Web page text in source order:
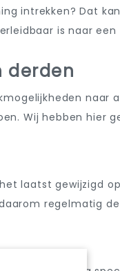
intrekken? Dat
is naar
derden
naar
Wij hebben hier
laatst gewijzigd
regelmatig